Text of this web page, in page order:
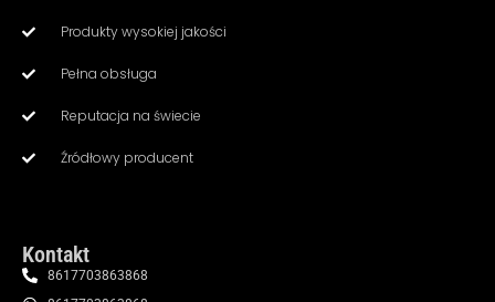
Produkty wysokiej jakości
Pełna obsługa
Reputacja na świecie
Źródłowy producent
Kontakt
8617703863868